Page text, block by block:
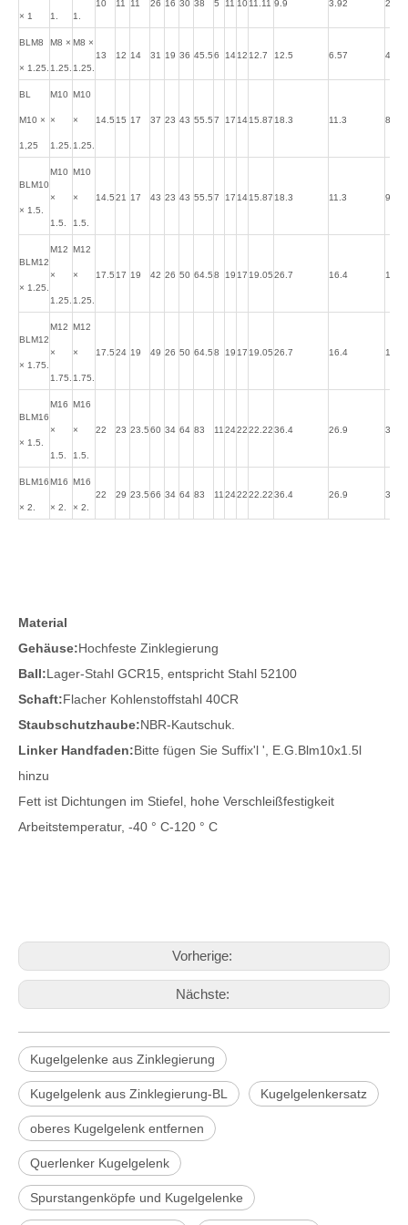
× 1 1. 1.
10 11 11 26 16 30 38 5 11 1011.11 9.9 3.92 26
BLM8
× 1.25.
M8 ×
1.25.
M8 ×
1.25.
13 12 14 31 19 36 45.56 1412 12.7 12.5 6.57 49
BL
M10 ×
1,25
M10
×
1.25.
M10
×
1.25.
14.5 15 17 37 23 43 55.57 17 1415.87 18.3 11.3 87
BLM10
× 1.5.
M10
×
1.5.
M10
×
1.5.
14.521 17 43 23 43 55.57 17 1415.87 18.3 11.3 90
BLM12
× 1.25.
M12
×
1.25.
M12
×
1.25.
17.5 17 19 42 26 50 64.58 19 17 19.0526.7 16.4 143
BLM12
× 1.75.
M12
×
1.75.
M12
×
1.75.
17.524 19 49 26 50 64.58 19 17 19.0526.7 16.4 148
BLM16
× 1.5.
M16
×
1.5.
M16
×
1.5.
22 23 23.560 34 64 83 11 242222.2236.4 26.9 315
BLM16
× 2.
M16
× 2.
M16
× 2.
22 29 23.566 34 64 83 11 242222.2236.4 26.9 325
Material
Gehäuse:Hochfeste Zinklegierung
Ball:Lager-Stahl GCR15, entspricht Stahl 52100
Schaft:Flacher Kohlenstoffstahl 40CR
Staubschutzhaube:NBR-Kautschuk.
Linker Handfaden:Bitte fügen Sie Suffix'l ', E.G.Blm10x1.5l
hinzu
Fett ist Dichtungen im Stiefel, hohe Verschleißfestigkeit
Arbeitstemperatur, -40 ° C-120 ° C
Vorherige:
Nächste:
Kugelgelenke aus Zinklegierung
Kugelgelenk aus Zinklegierung-BL Kugelgelenkersatz
oberes Kugelgelenk entfernen
Querlenker Kugelgelenk
Spurstangenköpfe und Kugelgelenke